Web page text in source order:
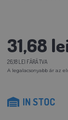
31,68
26,18 LEI FĂRĂ TVA
A legalacsonyabb ár az
IN STOC